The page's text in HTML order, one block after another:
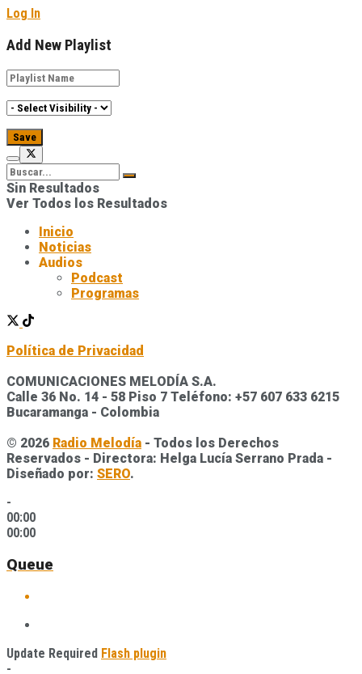
Log In
Add New Playlist
Sin Resultados
Ver Todos los Resultados
Inicio
Noticias
Audios
Podcast
Programas
Política de Privacidad
COMUNICACIONES MELODÍA S.A.
Calle 36 No. 14 - 58 Piso 7 Teléfono: +57 607 633 6215
Bucaramanga - Colombia
© 2026 Radio Melodía - Todos los Derechos
Reservados - Directora: Helga Lucía Serrano Prada -
Diseñado por: SERO.
-
00:00
00:00
Queue
Update Required Flash plugin
-